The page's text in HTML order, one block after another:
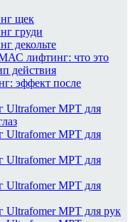
щек
груди
декольте
лифтинг: что это
действия
эффект после
Ultrafomer MPT для
Ultrafomer MPT для
Ultrafomer MPT для
Ultrafomer MPT для
Ultrafomer MPT для рук